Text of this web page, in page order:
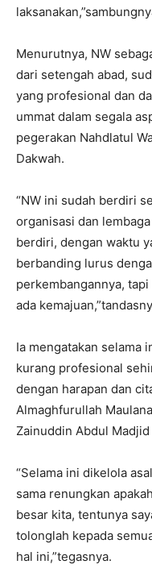
Menurutnya, NW
dari setengah abad,
yang profesional dan
ummat dalam segala
pegerakan Nahdlatul
Dakwah.
“NW ini sudah berdiri
organisasi dan
berdiri, dengan waktu
berbanding lurus
perkembangannya,
ada
Ia mengatakan selama
kurang profesional
dengan harapan dan
Almaghfurullah
Zainuddin Abdul Madjid
“Selama ini dikelola
sama renungkan
besar kita, tentunya
tolonglah kepada
hal ini,”tegasnya.